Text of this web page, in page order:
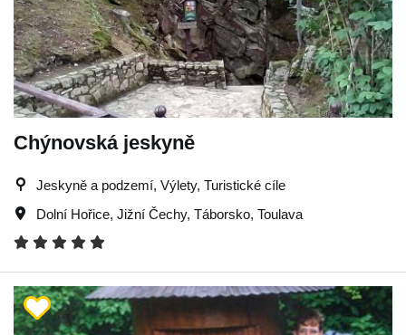
Chýnovská jeskyně
Jeskyně a podzemí, Výlety, Turistické cíle
Dolní Hořice, Jižní Čechy, Táborsko, Toulava